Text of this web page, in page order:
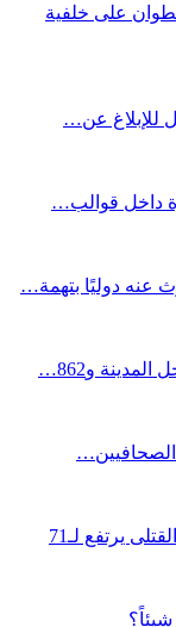
على خلفية
للإبلاغ عن…
عنه دوليًا بتهمة…
الصحافيين…
شيئاً؟